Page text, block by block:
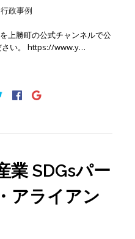
行政事例
上勝町の公式チャンネルで公
さい。 https://www.y…
業 SDGsパー
アライアン